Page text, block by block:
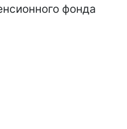
фонда